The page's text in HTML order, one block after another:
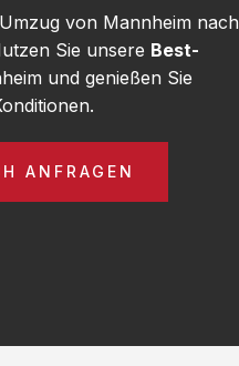
von Mannheim nach
Sie unsere Best-
und genießen Sie
ANFRAGEN